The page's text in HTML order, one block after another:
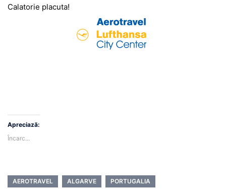
Calatorie placuta!
Apreciază:
Încarc...
AEROTRAVEL ALGARVE PORTUGALIA